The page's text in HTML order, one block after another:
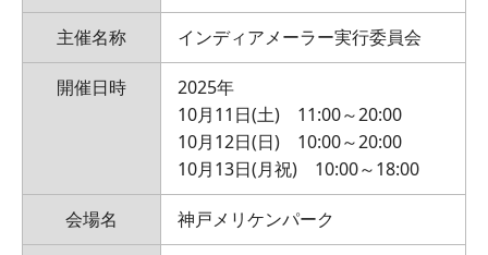
主催名称 インディアメーラー実行委員会
開催日時
2025年
10月11日(土) 11:00～20:00
10月12日(日) 10:00～20:00
10月13日(月祝) 10:00～18:00
会場名 神戸メリケンパーク